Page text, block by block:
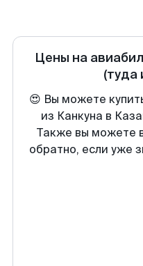
Цены на
(туда
😍 Вы можете
из Канкуна в
Также вы можете
обратно, если уже